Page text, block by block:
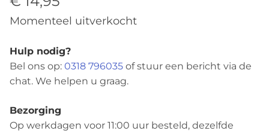
Momenteel uitverkocht
Hulp nodig?
Bel ons op: 0318 796035 of stuur een bericht via de
chat. We helpen u graag.
Bezorging
Op werkdagen voor 11:00 uur besteld, dezelfde